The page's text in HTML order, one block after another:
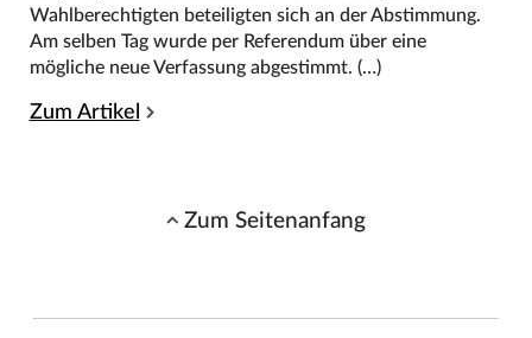
Wahlberechtigten beteiligten sich an der Abstimmung.
Am selben Tag wurde per Referendum über eine
mögliche neue Verfassung abgestimmt. (…)
Zum Artikel
Zum Seitenanfang